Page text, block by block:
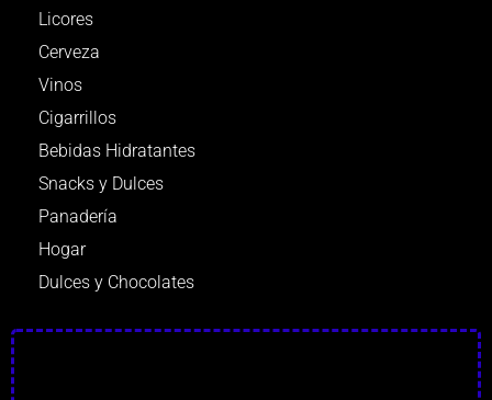
Licores
Cerveza
Vinos
Cigarrillos
Bebidas Hidratantes
Snacks y Dulces
Panadería
Hogar
Dulces y Chocolates